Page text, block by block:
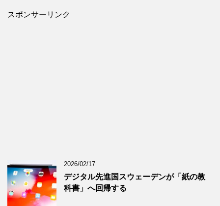
スポンサーリンク
2026/02/17
デジタル先進国スウェーデンが「紙の教
科書」へ回帰する